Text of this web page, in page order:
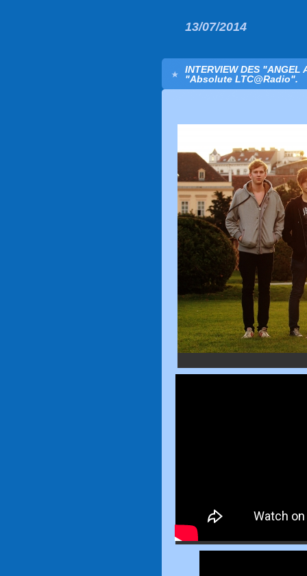
13/07/2014
INTERVIEW DES "ANGEL
"Absolute LTC@Radio".